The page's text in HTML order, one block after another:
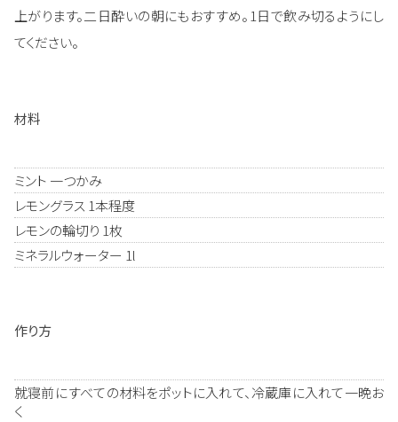
上がります。二日酔いの朝にもおすすめ。1日で飲み切るようにし
てください。
材料
ミント 一つかみ
レモングラス 1本程度
レモンの輪切り 1枚
ミネラルウォーター 1l
作り方
就寝前にすべての材料をポットに入れて、冷蔵庫に入れて一晩お
く